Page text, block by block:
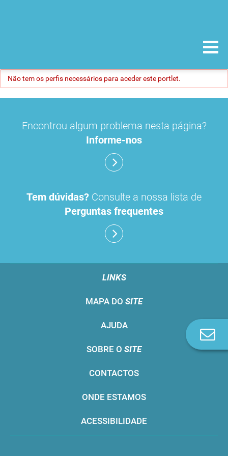
Não tem os perfis necessários para aceder este portlet.
Encontrou algum problema nesta página?
Informe-nos
Tem dúvidas? Consulte a nossa lista de
Perguntas frequentes
LINKS
MAPA DO SITE
AJUDA
SOBRE O SITE
CONTACTOS
ONDE ESTAMOS
ACESSIBILIDADE